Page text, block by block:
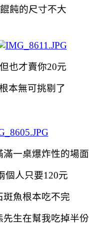
餛飩的尺寸不大
但也才賣你20元
本無可挑剔了
滿一桌爆炸性的場面
個人只要120元
斑魚根本吃不完
先生在幫我吃掉半份